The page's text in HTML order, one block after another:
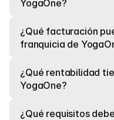
YogaOne?
¿Qué facturación
franquicia de
¿Qué rentabilidad
YogaOne?
¿Qué requisitos